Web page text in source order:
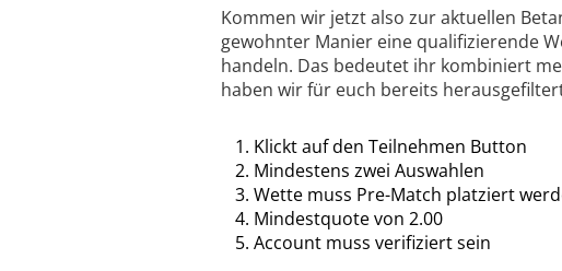
Kommen wir jetzt also zur aktuellen
gewohnter Manier eine qualifizierende
handeln. Das bedeutet ihr kombiniert
haben wir für euch bereits
Klickt auf den Teilnehmen Button
Mindestens zwei Auswahlen
Wette muss Pre-Match platziert
Mindestquote von 2.00
Account muss verifiziert sein